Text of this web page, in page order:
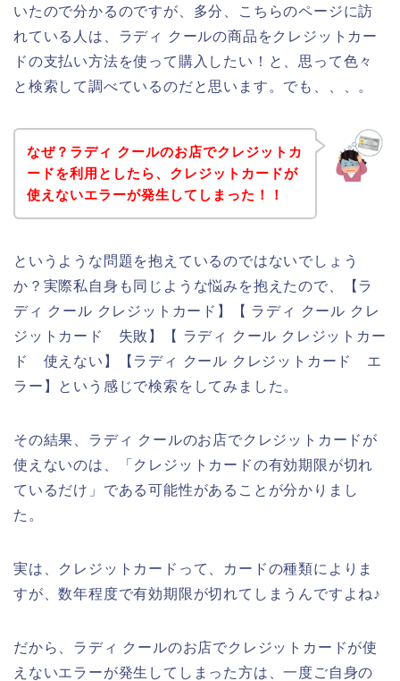
いたので分かるのですが、多分、こちらのページに訪
れている人は、ラディ クールの商品をクレジットカー
ドの支払い方法を使って購入したい！と、思って色々
と検索して調べているのだと思います。でも、、、。
なぜ？ラディ クールのお店でクレジットカ
ードを利用としたら、クレジットカードが
使えないエラーが発生してしまった！！
というような問題を抱えているのではないでしょう
か？実際私自身も同じような悩みを抱えたので、【ラ
ディ クール クレジットカード】【 ラディ クール クレ
ジットカード 失敗】【 ラディ クール クレジットカー
ド 使えない】【ラディ クール クレジットカード エ
ラー】という感じで検索をしてみました。
その結果、ラディ クールのお店でクレジットカードが
使えないのは、「クレジットカードの有効期限が切れ
ているだけ」である可能性があることが分かりまし
た。
実は、クレジットカードって、カードの種類によりま
すが、数年程度で有効期限が切れてしまうんですよね♪
だから、ラディ クールのお店でクレジットカードが使
えないエラーが発生してしまった方は、一度ご自身の